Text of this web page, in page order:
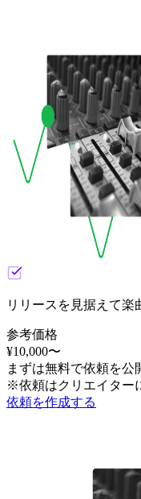
リリースを見据えて楽
参考価格
¥10,000〜
まずは無料で依頼を公
※依頼はクリエイター
依頼を作成する